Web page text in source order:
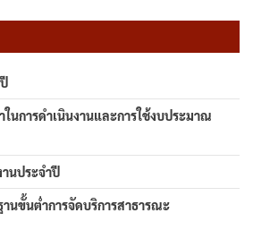
นการดำเนินงานและการใช้งบประมาณ
านประจำปี
านขั้นต่ำการจัดบริการสาธารณะ